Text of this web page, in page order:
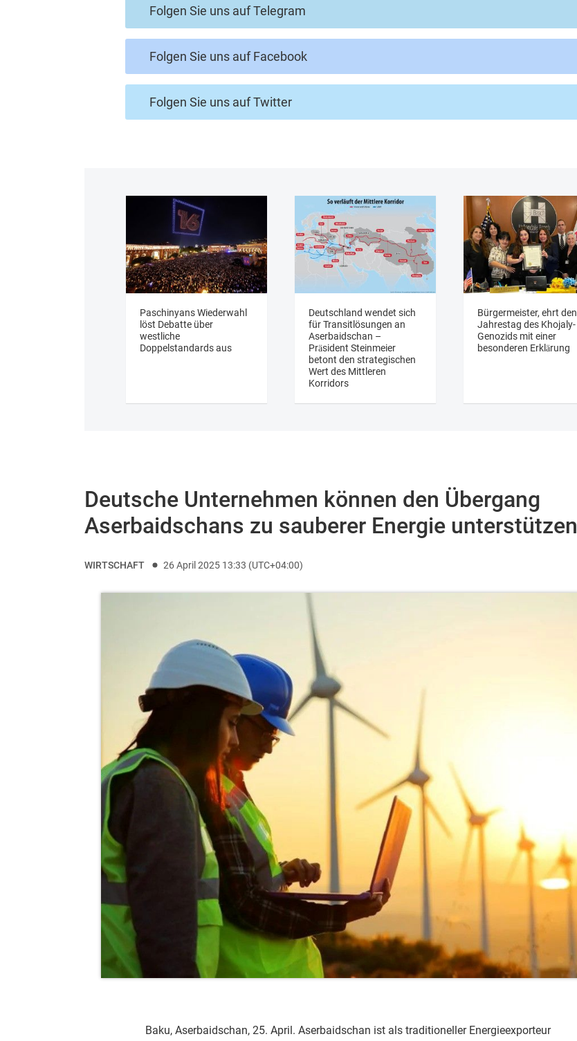
Folgen Sie uns auf Telegram
Folgen Sie uns auf Facebook
Folgen Sie uns auf Twitter
Paschinyans Wiederwahl
löst Debatte über
westliche
Doppelstandards aus
Deutschland wendet sich
für Transitlösungen an
Aserbaidschan –
Präsident Steinmeier
betont den strategischen
Wert des Mittleren
Korridors
Bürgermeister, ehrt den
Jahrestag des Khojaly-
Genozids mit einer
besonderen Erklärung
Deutsche Unternehmen können den Übergang
Aserbaidschans zu sauberer Energie unterstützen
WIRTSCHAFT 26 April 2025 13:33 (UTC+04:00)
Baku, Aserbaidschan, 25. April. Aserbaidschan ist als traditioneller Energieexporteur